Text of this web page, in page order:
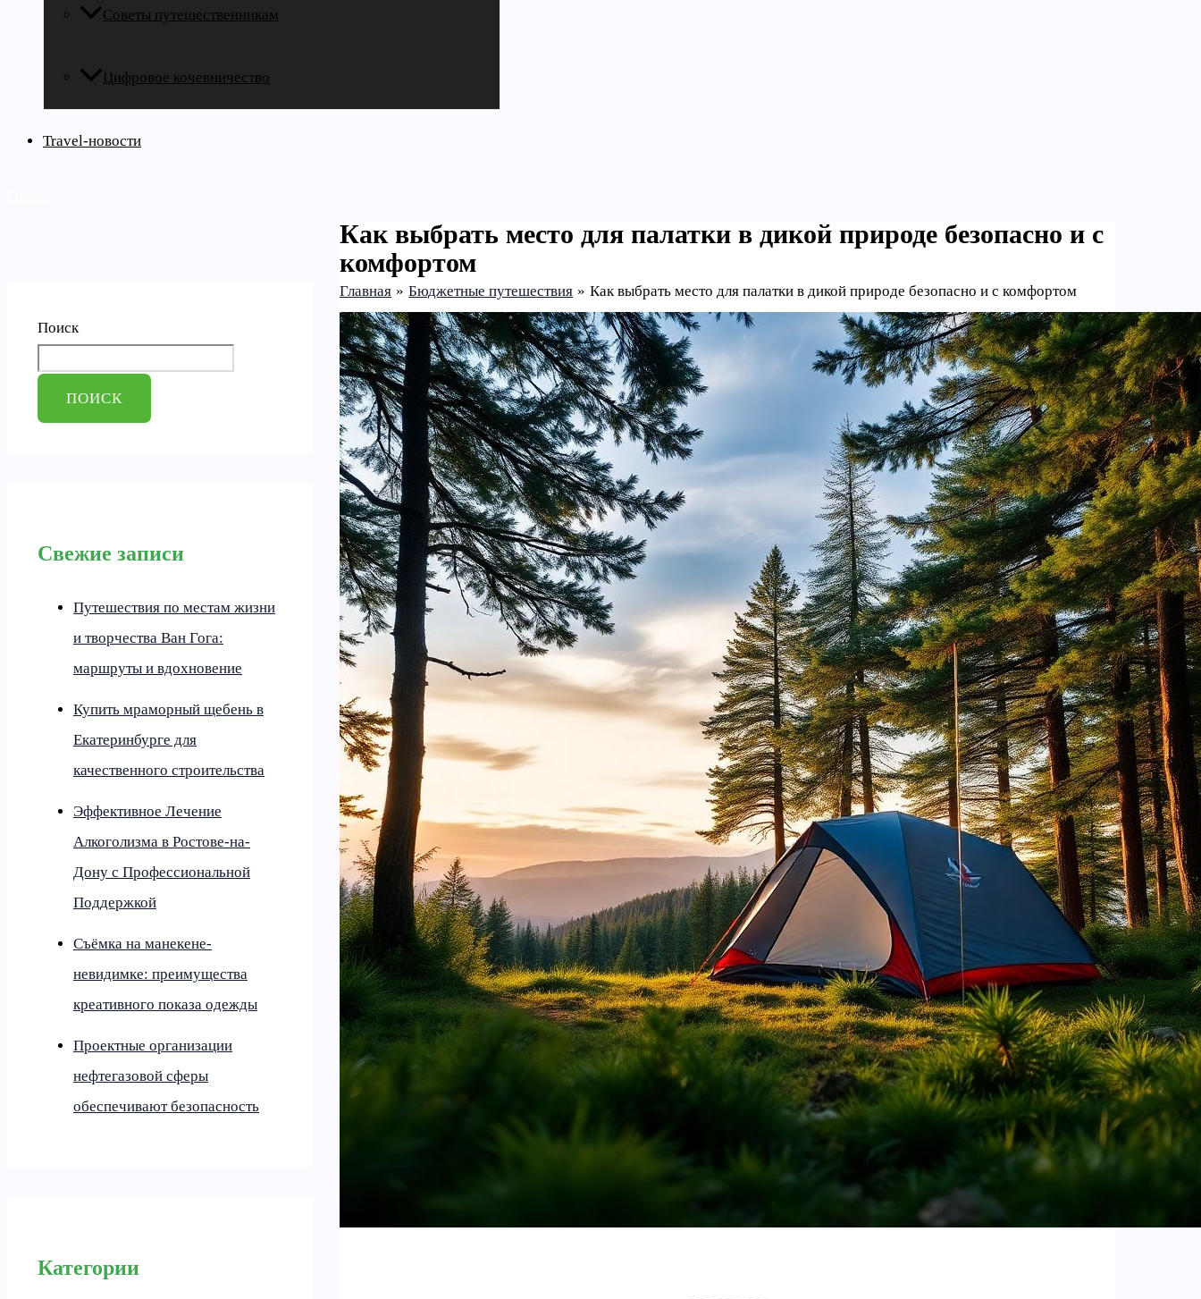
Советы путешественникам
Цифровое кочевничество
Travel-новости
Поиск
ПОИСК
Свежие записи
Путешествия по местам жизни
и творчества Ван Гога:
маршруты и вдохновение
Купить мраморный щебень в
Екатеринбурге для
качественного строительства
Эффективное Лечение
Алкоголизма в Ростове-на-
Дону с Профессиональной
Поддержкой
Съёмка на манекене-
невидимке: преимущества
креативного показа одежды
Проектные организации
нефтегазовой сферы
обеспечивают безопасность
Категории
Как выбрать место для палатки в дикой природе безопасно и с
комфортом
Главная Бюджетные путешествия Как выбрать место для палатки в дикой природе безопасно и с комфортом